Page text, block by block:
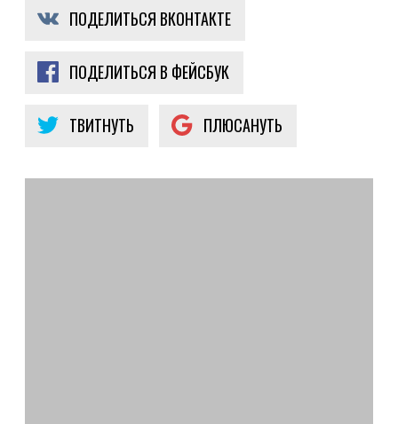
ПОДЕЛИТЬСЯ ВКОНТАКТЕ
ПОДЕЛИТЬСЯ В ФЕЙСБУК
ТВИТНУТЬ ПЛЮСАНУТЬ